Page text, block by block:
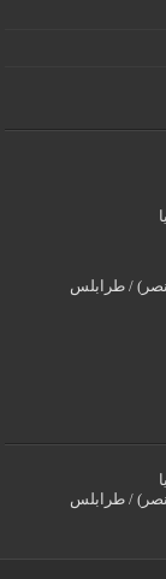
/ طرابلس
/ طرابلس